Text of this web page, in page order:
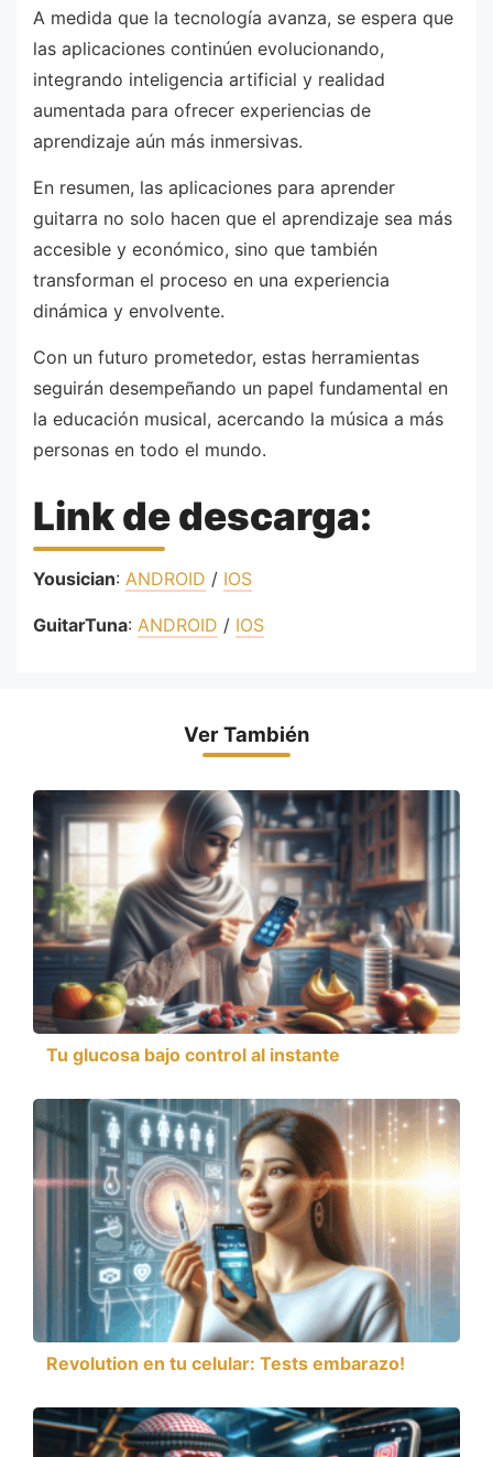
A medida que la tecnología avanza, se espera que
las aplicaciones continúen evolucionando,
integrando inteligencia artificial y realidad
aumentada para ofrecer experiencias de
aprendizaje aún más inmersivas.
En resumen, las aplicaciones para aprender
guitarra no solo hacen que el aprendizaje sea más
accesible y económico, sino que también
transforman el proceso en una experiencia
dinámica y envolvente.
Con un futuro prometedor, estas herramientas
seguirán desempeñando un papel fundamental en
la educación musical, acercando la música a más
personas en todo el mundo.
Link de descarga:
Yousician: ANDROID / IOS
GuitarTuna: ANDROID / IOS
Ver También
Tu glucosa bajo control al instante
Revolution en tu celular: Tests embarazo!